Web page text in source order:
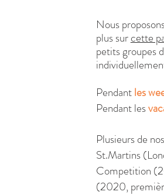
Nous
plus surcette
petits groupes
Pendantles
Pendant les
Plusieurs de
St.Martins
Competition
(2020,